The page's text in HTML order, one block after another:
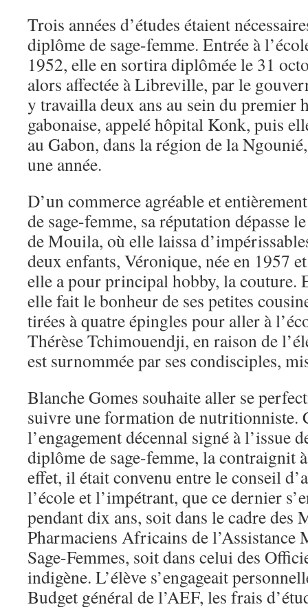
Trois années d’études étaient
diplôme de sage-femme. Entrée à
1952, elle en sortira diplômée le 31
alors affectée à Libreville, par le
y travailla deux ans au sein du premier
gabonaise, appelé hôpital Konk, puis
au Gabon, dans la région de la
une année.
D’un commerce agréable et
de sage-femme, sa réputation dépasse
de Mouila, où elle laissa
deux enfants, Véronique, née en 1957
elle a pour principal hobby, la couture.
elle fait le bonheur de ses petites
tirées à quatre épingles pour aller à
Thérèse Tchimouendji, en raison de
est surnommée par ses condisciples,
Blanche Gomes souhaite aller se
suivre une formation de nutritionniste.
l’engagement décennal signé à l’issue
diplôme de sage-femme, la contraignit
effet, il était convenu entre le conseil
l’école et l’impétrant, que ce dernier
pendant dix ans, soit dans le cadre des
Pharmaciens Africains de l’Assistance
Sage-Femmes, soit dans celui des
indigène. L’élève s’engageait
Budget général de l’AEF, les frais